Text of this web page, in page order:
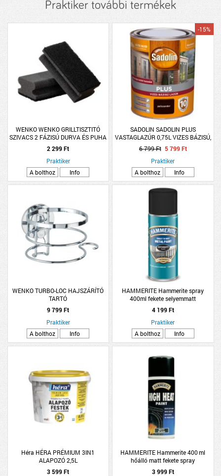
Praktiker további termékek
WENKO WENKO GRILLTISZTITÓ
SZIVACS 2 FÁZISÚ DURVA ÉS PUHA
FELÜLETTEL 2 DARAB
2 299 Ft
Praktiker
A bolthoz
Info
SADOLIN SADOLIN PLUS
VASTAGLAZÚR 0,75L VIZES BÁZISÚ,
PALISZANDER
-15%
6 799 Ft 5 799 Ft
Praktiker
A bolthoz
Info
WENKO TURBO-LOC HAJSZÁRÍTÓ
TARTÓ
9 799 Ft
Praktiker
A bolthoz
Info
HAMMERITE Hammerite spray
400ml fekete selyemmatt
4 199 Ft
Praktiker
A bolthoz
Info
Héra HÉRA PRÉMIUM 3IN1
ALAPOZÓ 2,5L
3 599 Ft
HAMMERITE Hammerite 400 ml
hőálló matt fekete spray
3 999 Ft